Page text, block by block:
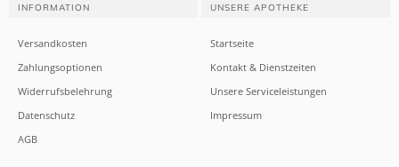
INFORMATION
Versandkosten
Zahlungsoptionen
Widerrufsbelehrung
Datenschutz
AGB
UNSERE APOTHEKE
Startseite
Kontakt & Dienstzeiten
Unsere Serviceleistungen
Impressum